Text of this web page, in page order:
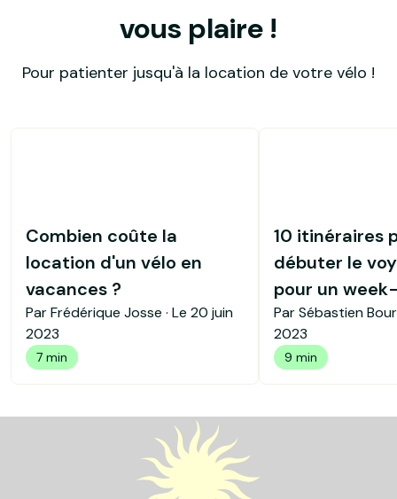
vous plaire !
Pour patienter jusqu'à la location de votre vélo !
Combien coûte la
location d'un vélo en
vacances ?
Par Frédérique Josse · Le 20 juin
2023
7 min
10 itinéraires
débuter le
pour un
Par Sébastien
2023
9 min